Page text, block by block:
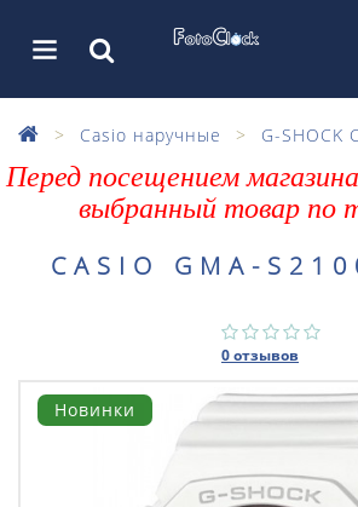
Casio наручные G-SHOCK
Перед посещением
выбранный товар по
CASIO GMA-
0 отзывов
Новинки